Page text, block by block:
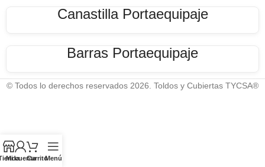
Canastilla Portaequipaje
Barras Portaequipaje
© Todos lo derechos reservados 2026. Toldos y Cubiertas TYCSA®
Mi cuentaCarritoMenú